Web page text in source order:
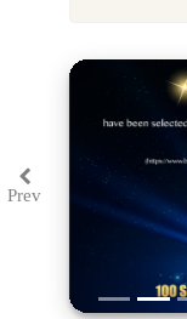
PrevPrevious